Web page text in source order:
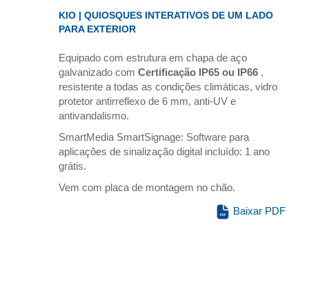
KIO | QUIOSQUES INTERATIVOS DE UM LADO
PARA EXTERIOR
Equipado com estrutura em chapa de aço
galvanizado comCertificação IP65 ou IP66 ,
resistente a todas as condições climáticas, vidro
protetor antirreflexo de 6 mm, anti-UV e
antivandalismo.
SmartMedia SmartSignage: Software para
aplicações de sinalização digital incluído: 1 ano
grátis.
Vem com placa de montagem no chão.
Baixar PDF